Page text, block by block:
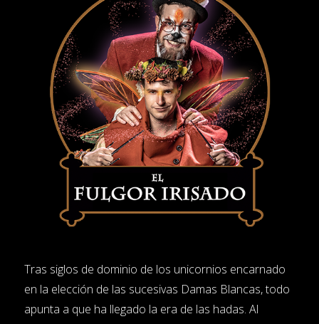
Tras siglos de dominio de los unicornios encarnado
en la elección de las sucesivas Damas Blancas, todo
apunta a que ha llegado la era de las hadas. Al